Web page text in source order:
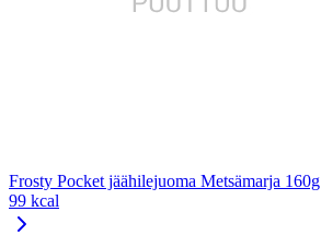
Frosty Pocket jäähilejuoma Metsämarja 160g
99 kcal